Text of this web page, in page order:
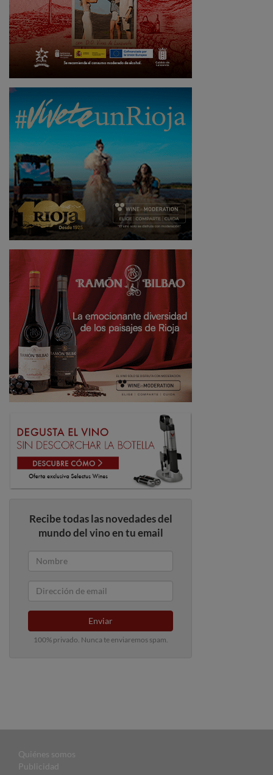
Recibe todas las novedades del
mundo del vino en tu email
Enviar
100% privado. Nunca te enviaremos spam.
Quiénes somos
Publicidad